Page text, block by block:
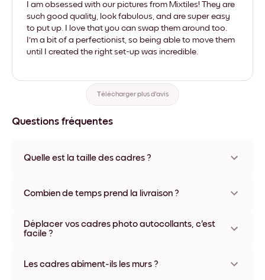
I am obsessed with our pictures from Mixtiles! They are
such good quality, look fabulous, and are super easy
to put up. I love that you can swap them around too.
I'm a bit of a perfectionist, so being able to move them
until I created the right set-up was incredible.
Télécharger plus d'avis
Questions fréquentes
Quelle est la taille des cadres ?
Plusieurs matériaux et coloris disponibles, y compris sans
Combien de temps prend la livraison ?
généralement une semaine. Livraison express possible dans
certains pays. Un numéro de suivi accompagne chaque
Déplacer vos cadres photo autocollants, c'est
facile ?
l'infini, sans abîmer vos murs.
Les cadres abîment-ils les murs ?